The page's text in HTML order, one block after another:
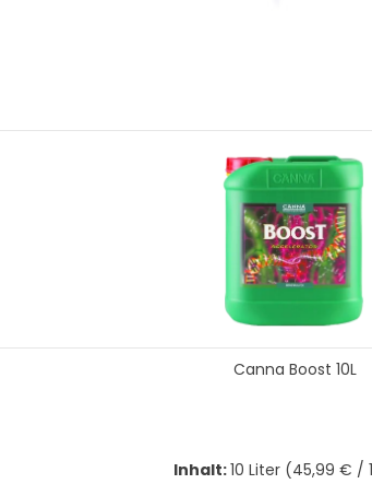
Canna Boost 10L
Inhalt:10 Liter (45,99 € /